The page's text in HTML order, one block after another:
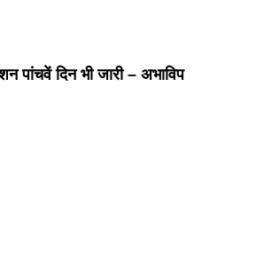
पांचवें दिन भी जारी – अभाविप